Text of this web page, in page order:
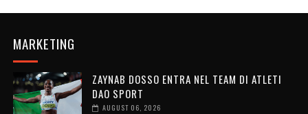
MARKETING
ZAYNAB DOSSO ENTRA NEL TEAM DI ATLETI
DAO SPORT
AUGUST 06, 2026